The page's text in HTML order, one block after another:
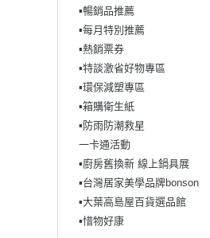
▪︎暢銷品推薦
▪︎每月特別推薦
▪︎熱銷票券
▪︎特談激省好物專區
▪︎環保減塑專區
▪︎箱購衛生紙
▪︎防雨防潮救星
一卡通活動
▪︎廚房舊換新 線上鍋具展
▪︎台灣居家美學品牌bonson
▪︎大葉高島屋百貨選品館
▪︎惜物好康